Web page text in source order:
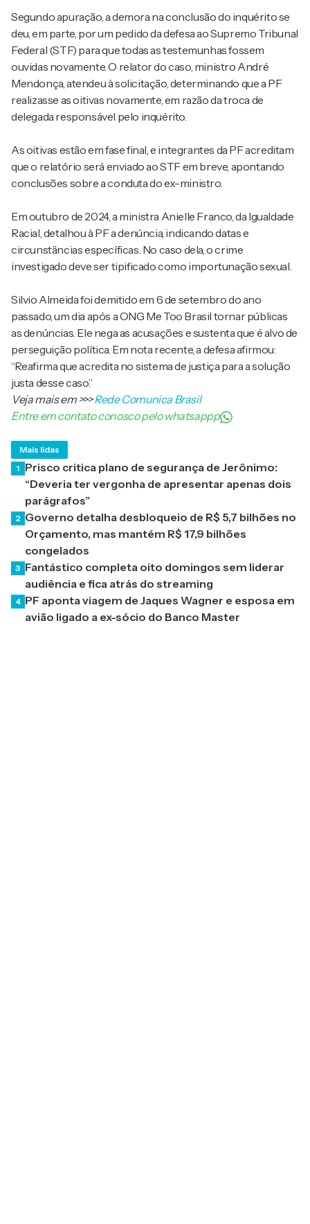
Segundo apuração, a demora na conclusão do inquérito se
deu, em parte, por um pedido da defesa ao Supremo Tribunal
Federal (STF) para que todas as testemunhas fossem
ouvidas novamente. O relator do caso, ministro André
Mendonça, atendeu à solicitação, determinando que a PF
realizasse as oitivas novamente, em razão da troca de
delegada responsável pelo inquérito.
As oitivas estão em fase final, e integrantes da PF acreditam
que o relatório será enviado ao STF em breve, apontando
conclusões sobre a conduta do ex-ministro.
Em outubro de 2024, a ministra Anielle Franco, da Igualdade
Racial, detalhou à PF a denúncia, indicando datas e
circunstâncias específicas. No caso dela, o crime
investigado deve ser tipificado como importunação sexual.
Silvio Almeida foi demitido em 6 de setembro do ano
passado, um dia após a ONG Me Too Brasil tornar públicas
as denúncias. Ele nega as acusações e sustenta que é alvo de
perseguição política. Em nota recente, a defesa afirmou:
“Reafirma que acredita no sistema de justiça para a solução
justa desse caso.”
Veja mais em>>>Rede Comunica Brasil
Entre em contato conosco pelo whatsappp
Mais lidas
1 Prisco critica plano de segurança de Jerônimo:
“Deveria ter vergonha de apresentar apenas dois
parágrafos”
2 Governo detalha desbloqueio de R$ 5,7 bilhões no
Orçamento, mas mantém R$ 17,9 bilhões
congelados
3 Fantástico completa oito domingos sem liderar
audiência e fica atrás do streaming
4 PF aponta viagem de Jaques Wagner e esposa em
avião ligado a ex-sócio do Banco Master